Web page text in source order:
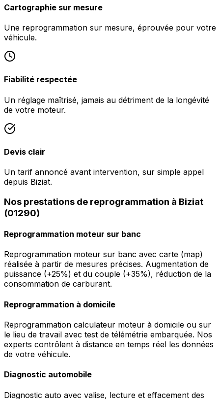
Cartographie sur mesure
Une reprogrammation sur mesure, éprouvée pour votre
véhicule.
Fiabilité respectée
Un réglage maîtrisé, jamais au détriment de la longévité
de votre moteur.
Devis clair
Un tarif annoncé avant intervention, sur simple appel
depuis Biziat.
Nos prestations de reprogrammation à Biziat
(01290)
Reprogrammation moteur sur banc
Reprogrammation moteur sur banc avec carte (map)
réalisée à partir de mesures précises. Augmentation de
puissance (+25%) et du couple (+35%), réduction de la
consommation de carburant.
Reprogrammation à domicile
Reprogrammation calculateur moteur à domicile ou sur
le lieu de travail avec test de télémétrie embarquée. Nos
experts contrôlent à distance en temps réel les données
de votre véhicule.
Diagnostic automobile
Diagnostic auto avec valise, lecture et effacement des